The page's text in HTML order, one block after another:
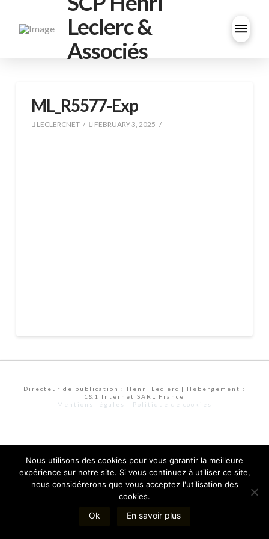
Leclerc &
Associés
ML_R5577-Exp
LECLERCNET FEBRUARY 3, 2025
Directeur de publication : Henri Leclerc | Hébergement :
1&1 Internet SARL France
Mentions légales
| Politique de cookies
Nous utilisons des cookies pour vous garantir la meilleure
expérience sur notre site. Si vous continuez à utiliser ce site,
nous considérerons que vous acceptez l'utilisation des
cookies.
Ok En savoir plus